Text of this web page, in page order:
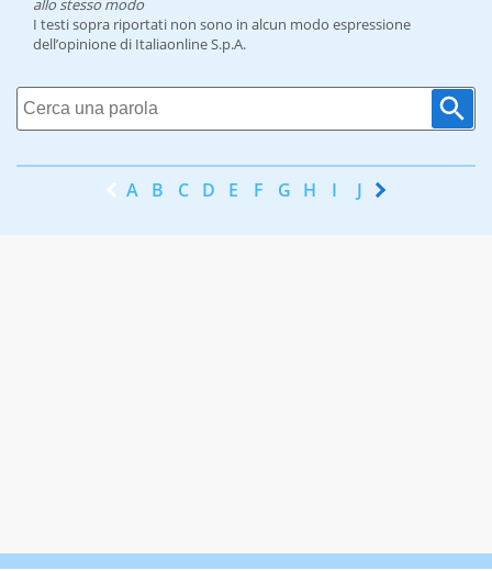
allo stesso modo
I testi sopra riportati non sono in alcun modo espressione
dell’opinione di Italiaonline S.p.A.
A B C D E F G H I J K